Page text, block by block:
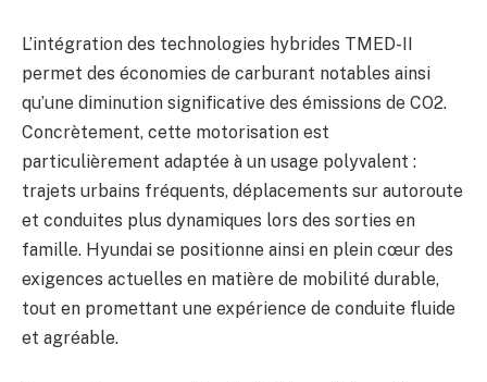
L’intégration des technologies hybrides TMED-II
permet des économies de carburant notables ainsi
qu’une diminution significative des émissions de CO2.
Concrètement, cette motorisation est
particulièrement adaptée à un usage polyvalent :
trajets urbains fréquents, déplacements sur autoroute
et conduites plus dynamiques lors des sorties en
famille. Hyundai se positionne ainsi en plein cœur des
exigences actuelles en matière de mobilité durable,
tout en promettant une expérience de conduite fluide
et agréable.